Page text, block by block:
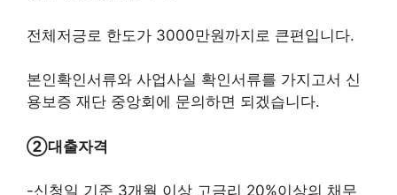
전체저긍로 한도가 3000만원까지로 큰편입니다.
본인확인서류와 사업사실 확인서류를 가지고서 신
용보증 재단 중앙회에 문의하면 되겠습니다.
②대출자격
-신청일 기준 3개월 이상 고금리 20%이상의 채무